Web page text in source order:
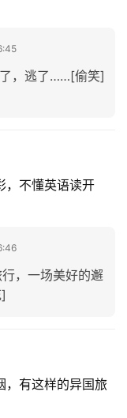
了，逃了……[偷笑]
，不懂英语读开
，一场美好的邂
，有这样的异国旅